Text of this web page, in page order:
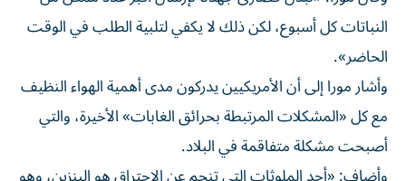
النباتات كل أسبوع، لكن ذلك لا يكفي لتلبية الطلب في الوقت
الحاضر».
وأشار مورا إلى أن الأمريكيين يدركون مدى أهمية الهواء النظيف
مع كل «المشكلات المرتبطة بحرائق الغابات» الأخيرة، والتي
أصبحت مشكلة متفاقمة في البلاد.